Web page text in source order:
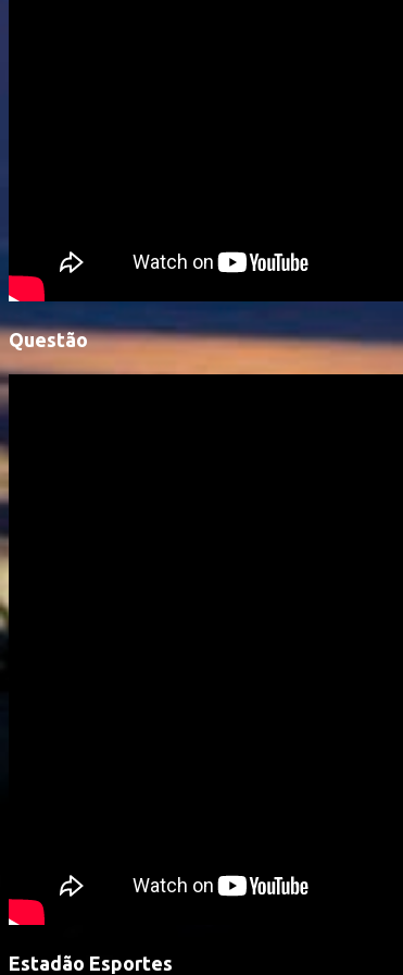
Questão
Estadão Esportes